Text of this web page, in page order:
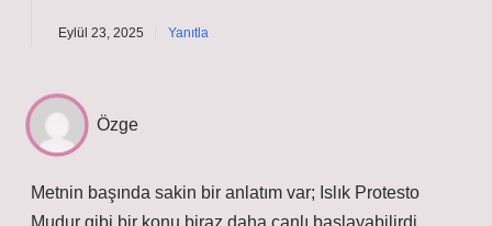
Eylül 23, 2025 Yanıtla
Özge
Metnin başında sakin bir anlatım var; Islık Protesto
Mudur gibi bir konu biraz daha canlı başlayabilirdi.